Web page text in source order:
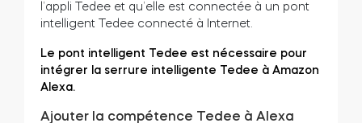
Tedee Biometric Module
l’appli Tedee et qu’elle est connectée à un pont
intelligent Tedee connecté à Internet.
Le pont intelligent Tedee est nécessaire pour
intégrer la serrure intelligente Tedee à Amazon
Alexa.
Ajouter la compétence Tedee à Alexa